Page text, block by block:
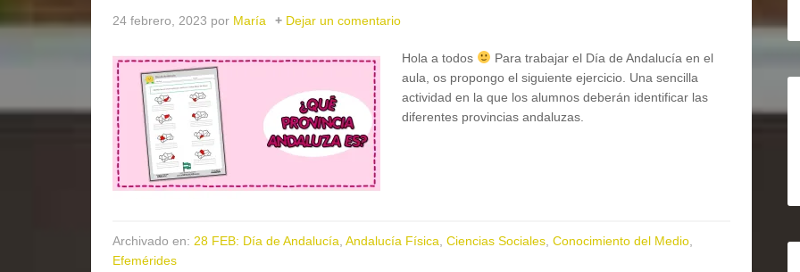
24 febrero, 2023 por María Dejar un comentario
Hola a todos
Para trabajar el Día de Andalucía en el
aula, os propongo el siguiente ejercicio. Una sencilla
actividad en la que los alumnos deberán identificar las
diferentes provincias andaluzas.
Archivado en: 28 FEB: Día de Andalucía Andalucía Física Ciencias Sociales Conocimiento del Medio
Efemérides